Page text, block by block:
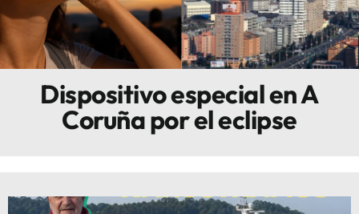
Sostenibilidad
Innova
Dispositivo especial en A
Coruña por el eclipse